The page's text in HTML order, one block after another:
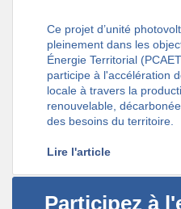
Ce projet d’unité
pleinement dans les
Énergie Territorial
participe à l'accélération
locale à travers la
renouvelable,
des besoins du territoire.
Lire l'article
Participez à